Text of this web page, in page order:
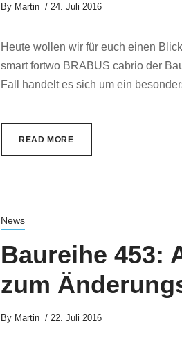
By Martin 24. Juli 2016
Heute wollen wir für euch einen
smart fortwo BRABUS cabrio der
Fall handelt es sich um ein
READ MORE
News
Baureihe 453:
zum
By Martin 22. Juli 2016